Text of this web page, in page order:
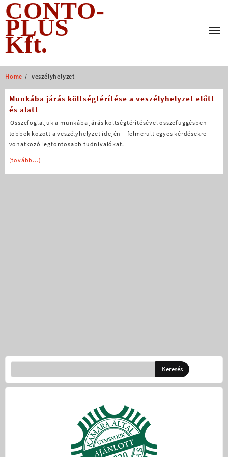
Skip
content
CONTO-
PLUS
Kft.
Home veszélyhelyzet
Munkába járás költségtérítése a veszélyhelyzet előtt
és alatt
Összefoglaljuk a munkába járás költségtérítésével összefüggésben –
többek között a veszélyhelyzet idején – felmerült egyes kérdésekre
vonatkozó legfontosabb tudnivalókat.
(tovább…)